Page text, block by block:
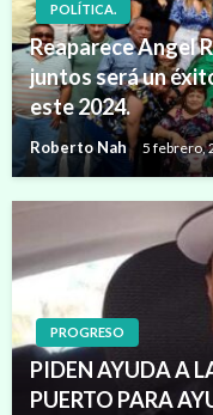
POLÍTICA.
Reaparece Angel
juntos será un
este 2024.
Roberto Nah 5 febrero,
PROGRESO
PIDEN AYUDA A
PUERTO PARA